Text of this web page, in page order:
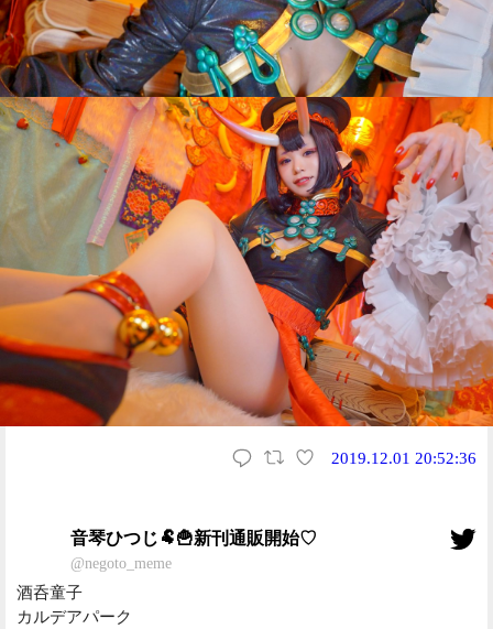
2019.12.01 20:52:36
音琴ひつじ🐏🍟新刊通販開始♡
@negoto_meme
酒呑童子
カルデアパーク